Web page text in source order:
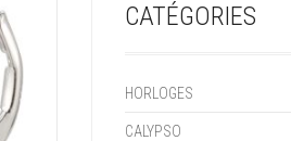
CATÉGORIES
HORLOGES
CALYPSO